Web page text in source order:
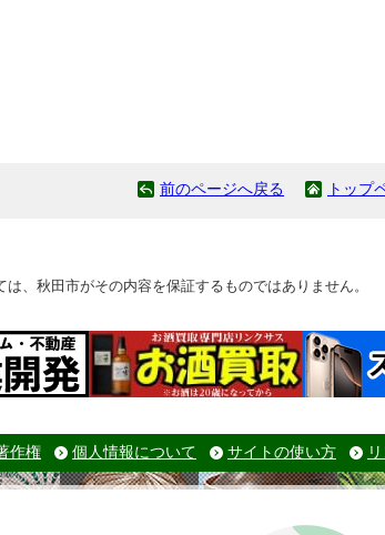
前のページへ戻る トップ
、秋田市がその内容を保証するものではありません。
作権 個人情報について サイトの使い方